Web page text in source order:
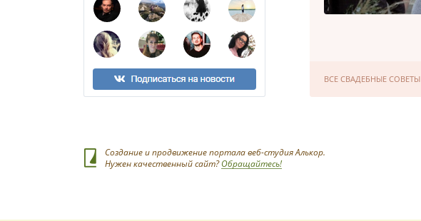
ВСЕ СВАДЕБНЫЕ СОВЕТЫ
Создание и продвижение портала веб-студия Алькор.
Нужен качественный сайт?Обращайтесь!